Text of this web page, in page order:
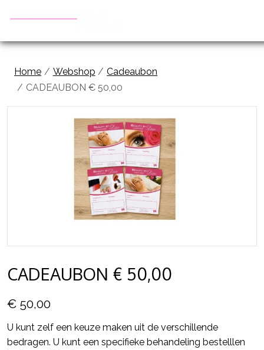
Home Webshop
Cadeaubon
CADEAUBON € 50,00
CADEAUBON € 50,00
€ 50,00
U kunt zelf een keuze maken uit de verschillende
bedragen. U kunt een specifieke behandeling bestelllen